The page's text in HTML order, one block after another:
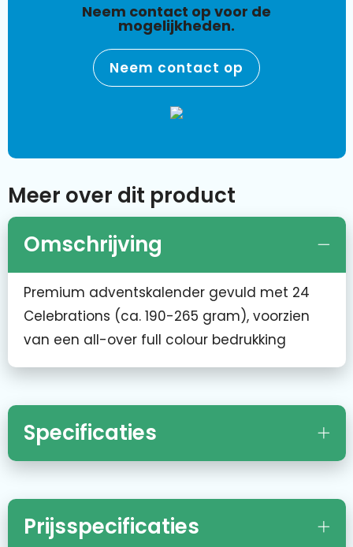
Neem contact op voor de
mogelijkheden.
Neem contact op
Meer over dit product
Omschrijving
Premium adventskalender gevuld met 24
Celebrations (ca. 190-265 gram), voorzien
van een all-over full colour bedrukking
Specificaties
Prijsspecificaties